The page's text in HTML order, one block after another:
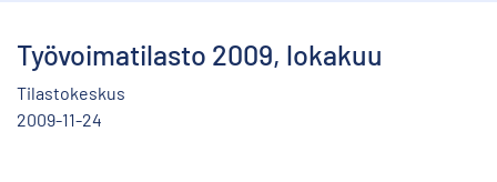
Työvoimatilasto 2009, lokakuu
Tilastokeskus
2009-11-24